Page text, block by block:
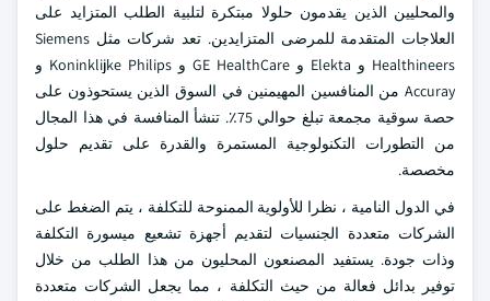
والمحليين الذين يقدمون حلولا مبتكرة لتلبية الطلب المتزايد على
العلاجات المتقدمة للمرضى المتزايدين. تعد شركات مثل Siemens
Healthineers و Elekta و GE HealthCare و Koninklijke Philips و
Accuray من المنافسين المهيمنين في السوق الذين يستحوذون على
حصة سوقية مجمعة تبلغ حوالي 75٪. تنشأ المنافسة في هذا المجال
من التطورات التكنولوجية المستمرة والقدرة على تقديم حلول
مخصصة.
في الدول النامية ، نظرا للأولوية الممنوحة للتكلفة ، يتم الضغط على
الشركات متعددة الجنسيات لتقديم أجهزة تشعيع ميسورة التكلفة
وذات جودة. يستفيد المصنعون المحليون من هذا الطلب من خلال
توفير بدائل فعالة من حيث التكلفة ، مما يجعل الشركات متعددة